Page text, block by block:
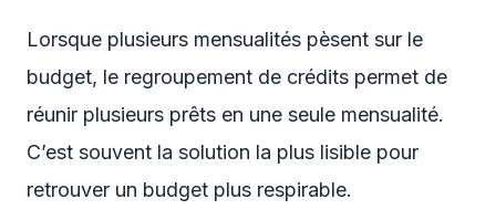
Lorsque plusieurs mensualités pèsent sur le
budget, le regroupement de crédits permet de
réunir plusieurs prêts en une seule mensualité.
C’est souvent la solution la plus lisible pour
retrouver un budget plus respirable.